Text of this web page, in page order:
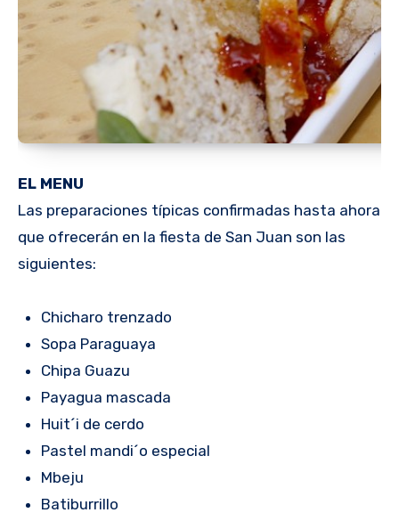
EL MENU
Las preparaciones típicas confirmadas hasta ahora
que ofrecerán en la fiesta de San Juan son las
siguientes:
Chicharo trenzado
Sopa Paraguaya
Chipa Guazu
Payagua mascada
Huit´i de cerdo
Pastel mandi´o especial
Mbeju
Batiburrillo